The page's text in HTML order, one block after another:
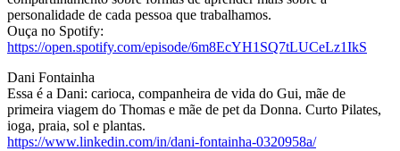
personalidade de cada pessoa que trabalhamos.
Ouça no Spotify:
https://open.spotify.com/episode/6m8EcYH1SQ7tLUCeLz1IkS
Dani Fontainha
Essa é a Dani: carioca, companheira de vida do Gui, mãe de
primeira viagem do Thomas e mãe de pet da Donna. Curto Pilates,
ioga, praia, sol e plantas.
https://www.linkedin.com/in/dani-fontainha-0320958a/